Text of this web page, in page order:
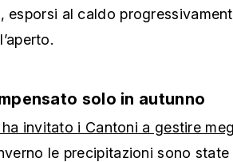
esporsi al caldo
solo in autunno
invitato i Cantoni a gestire
le precipitazioni sono